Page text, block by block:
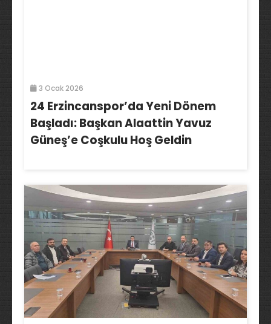
3 Ocak 2026
24 Erzincanspor’da Yeni Dönem
Başladı: Başkan Alaattin Yavuz
Güneş’e Coşkulu Hoş Geldin